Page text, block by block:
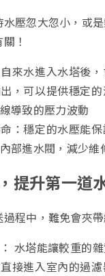
壓忽大忽小，或
！
來水進入水塔後
，可以提供穩定
導致的壓力波動
：穩定的水壓能
部進水閥，減少維
提升第一道
程中，難免會夾
水塔能讓較重的
接進入室內的過